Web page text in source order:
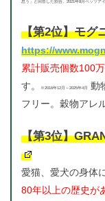
思う」と回答した割合。2021年8月ベッツア
【第2位】モグ
https://
累計販売個数100
す。
※2016年12月～2025年4月
動
フリー。穀物アレ
【第3位】
愛猫、愛犬の身体
80年以上の歴史が